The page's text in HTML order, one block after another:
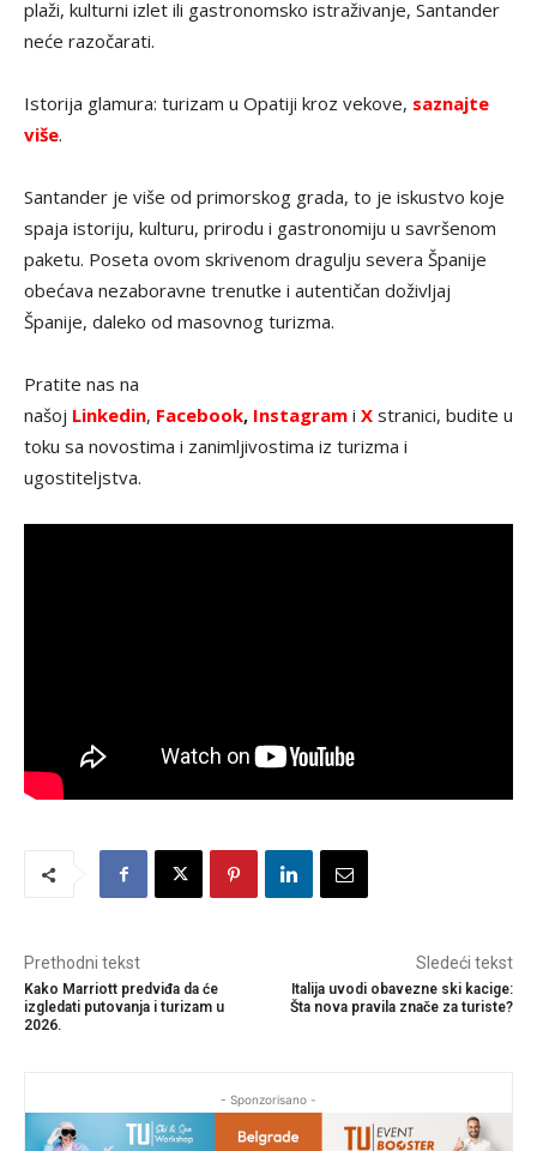
plaži, kulturni izlet ili gastronomsko istraživanje, Santander
neće razočarati.
Istorija glamura: turizam u Opatiji kroz vekove, saznajte
više.
Santander je više od primorskog grada, to je iskustvo koje
spaja istoriju, kulturu, prirodu i gastronomiju u savršenom
paketu. Poseta ovom skrivenom dragulju severa Španije
obećava nezaboravne trenutke i autentičan doživljaj
Španije, daleko od masovnog turizma.
Pratite nas na
našoj Linkedin, Facebook, Instagram i X stranici, budite u
toku sa novostima i zanimljivostima iz turizma i
ugostiteljstva.
Prethodni tekst
Kako Marriott predviđa da će
izgledati putovanja i turizam u
2026.
Sledeći tekst
Italija uvodi obavezne ski kacige:
Šta nova pravila znače za turiste?
- Sponzorisano -